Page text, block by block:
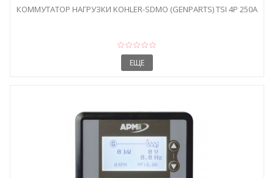
КОММУТАТОР НАГРУЗКИ KOHLER-SDMO (GENPARTS) TSI 4P 250A
ЕЩЕ